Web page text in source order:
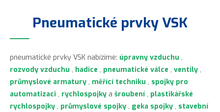
Pneumatické prvky VSK
pneumatické prvky VSK nabízíme: úpravny vzduchu ,
rozvody vzduchu , hadice , pneumatické válce , ventily ,
průmyslové armatury , měřící techniku , spojky pro
automatizaci , rychlospojky a šroubení , plastikářské
rychlospojky , průmyslové spojky , geka spojky , stavební